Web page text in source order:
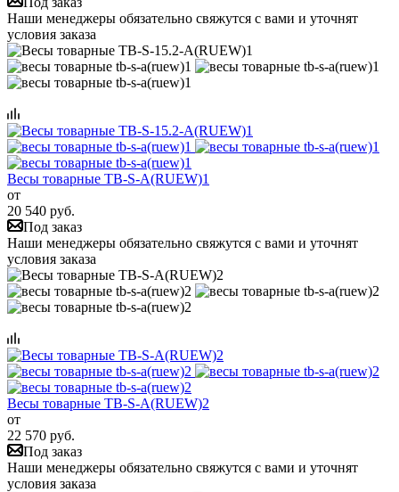
Наши менеджеры обязательно свяжутся с вами и уточнят
условия заказа
Весы товарные TB-S-A(RUEW)1
от
20 540 руб.
Под заказ
Наши менеджеры обязательно свяжутся с вами и уточнят
условия заказа
Весы товарные TB-S-A(RUEW)2
от
22 570 руб.
Под заказ
Наши менеджеры обязательно свяжутся с вами и уточнят
условия заказа